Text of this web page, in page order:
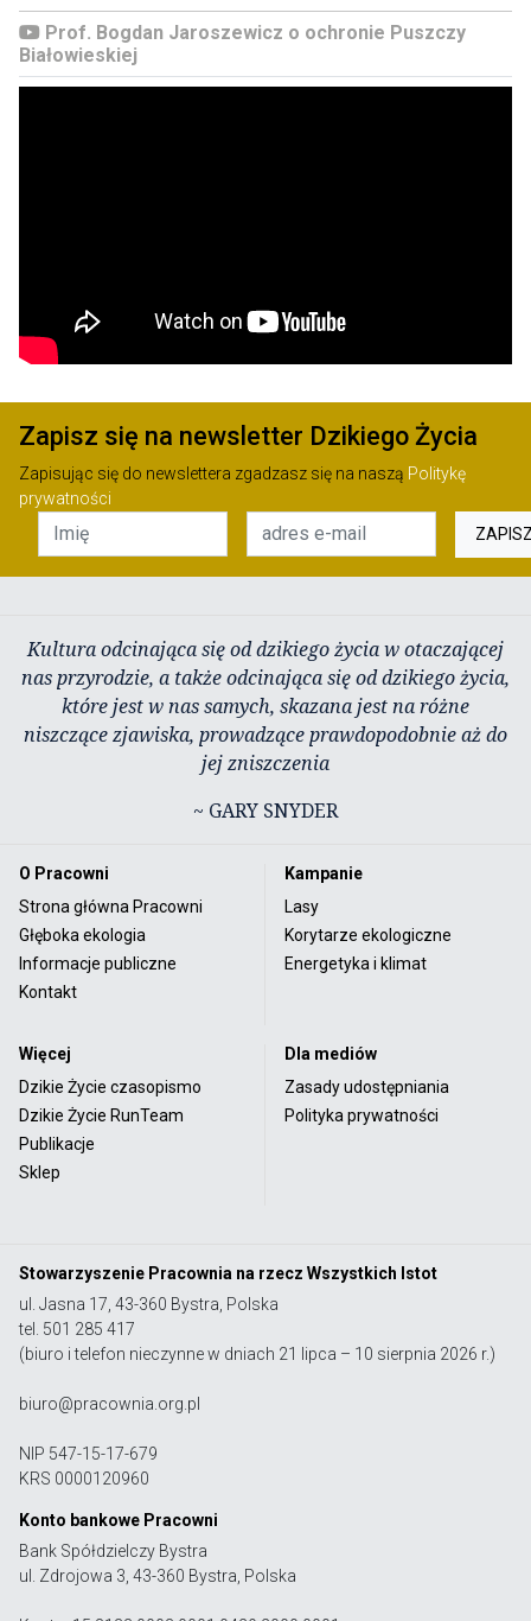
Prof. Bogdan Jaroszewicz o ochronie Puszczy
Białowieskiej
Zapisz się na newsletter Dzikiego Życia
Zapisując się do newslettera zgadzasz się na naszą Politykę
prywatności
Kultura odcinająca się od dzikiego życia w otaczającej
nas przyrodzie, a także odcinająca się od dzikiego życia,
które jest w nas samych, skazana jest na różne
niszczące zjawiska, prowadzące prawdopodobnie aż do
jej zniszczenia
~ GARY SNYDER
O Pracowni
Strona główna Pracowni
Głęboka ekologia
Informacje publiczne
Kontakt
Kampanie
Lasy
Korytarze ekologiczne
Energetyka i klimat
Więcej
Dzikie Życie czasopismo
Dzikie Życie RunTeam
Publikacje
Sklep
Dla mediów
Zasady udostępniania
Polityka prywatności
Stowarzyszenie Pracownia na rzecz Wszystkich Istot
ul. Jasna 17, 43-360 Bystra, Polska
tel. 501 285 417
(biuro i telefon nieczynne w dniach 21 lipca – 10 sierpnia 2026 r.)
biuro@pracownia.org.pl
NIP 547-15-17-679
KRS 0000120960
Konto bankowe Pracowni
Bank Spółdzielczy Bystra
ul. Zdrojowa 3, 43-360 Bystra, Polska